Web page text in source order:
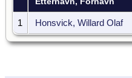
1 Honsvick, Willard Olaf